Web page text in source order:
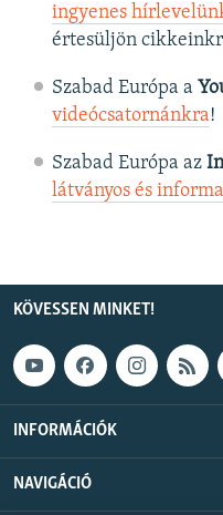
ingyenes
értesüljön
Szabad Európa a
videócsatornánkra!
Szabad Európa az
látványos és
KÖVESSEN MINKET!
INFORMÁCIÓK
NAVIGÁCIÓ